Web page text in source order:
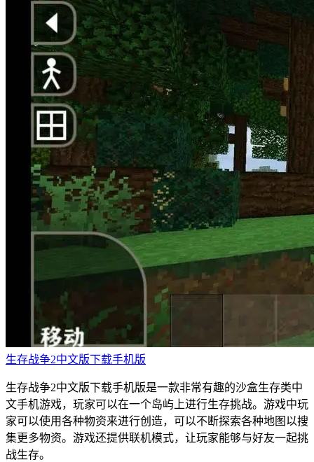
生存战争2中文版下载手机版
生存战争2中文版下载手机版是一款非常有趣的沙盒生存类中
文手机游戏，玩家可以在一个岛屿上进行生存挑战。游戏中玩
家可以使用各种物资来进行创造，可以不断探索各种地图以搜
集更多物资。游戏还提供联机模式，让玩家能够与好友一起挑
战生存。